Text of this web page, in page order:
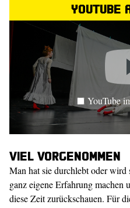
YouTube
Viel vorgenommen
Man hat sie durchlebt oder
ganz eigene Erfahrung machen
diese Zeit zurückschauen. Für